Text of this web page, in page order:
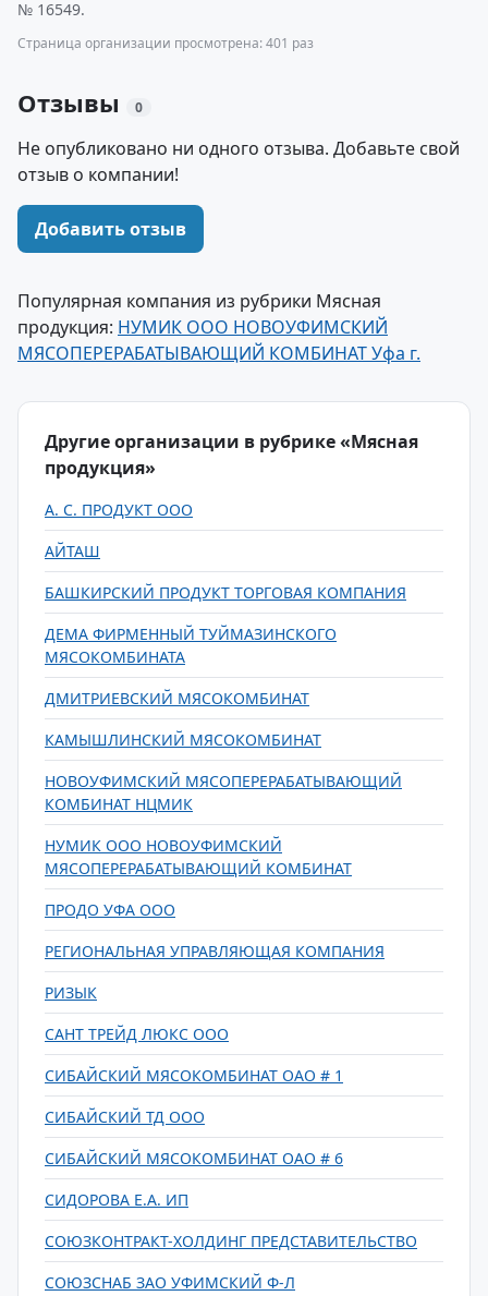
№ 16549.
Страница организации просмотрена: 401 раз
Отзывы 0
Не опубликовано ни одного отзыва. Добавьте свой
отзыв о компании!
Добавить отзыв
Популярная компания из рубрики Мясная
продукция: НУМИК ООО НОВОУФИМСКИЙ
МЯСОПЕРЕРАБАТЫВАЮЩИЙ КОМБИНАТ Уфа г.
Другие организации в рубрике «Мясная
продукция»
А. С. ПРОДУКТ ООО
АЙТАШ
БАШКИРСКИЙ ПРОДУКТ ТОРГОВАЯ КОМПАНИЯ
ДЕМА ФИРМЕННЫЙ ТУЙМАЗИНСКОГО
МЯСОКОМБИНАТА
ДМИТРИЕВСКИЙ МЯСОКОМБИНАТ
КАМЫШЛИНСКИЙ МЯСОКОМБИНАТ
НОВОУФИМСКИЙ МЯСОПЕРЕРАБАТЫВАЮЩИЙ
КОМБИНАТ НЦМИК
НУМИК ООО НОВОУФИМСКИЙ
МЯСОПЕРЕРАБАТЫВАЮЩИЙ КОМБИНАТ
ПРОДО УФА ООО
РЕГИОНАЛЬНАЯ УПРАВЛЯЮЩАЯ КОМПАНИЯ
РИЗЫК
САНТ ТРЕЙД ЛЮКС ООО
СИБАЙСКИЙ МЯСОКОМБИНАТ ОАО # 1
СИБАЙСКИЙ ТД ООО
СИБАЙСКИЙ МЯСОКОМБИНАТ ОАО # 6
СИДОРОВА Е.А. ИП
СОЮЗКОНТРАКТ-ХОЛДИНГ ПРЕДСТАВИТЕЛЬСТВО
СОЮЗСНАБ ЗАО УФИМСКИЙ Ф-Л